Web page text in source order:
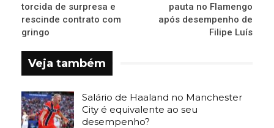
torcida de surpresa e
rescinde contrato com
gringo
pauta no Flamengo
após desempenho de
Filipe Luís
Veja também
Salário de Haaland no Manchester
City é equivalente ao seu
desempenho?